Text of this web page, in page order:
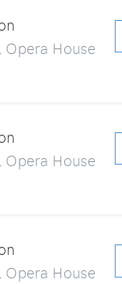
Opera House
Opera House
Opera House